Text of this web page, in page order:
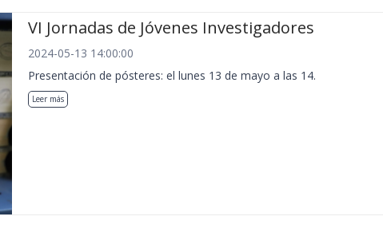
VI Jornadas de Jóvenes Investigadores
2024-05-13 14:00:00
Presentación de pósteres: el lunes 13 de mayo a las 14.
Leer más